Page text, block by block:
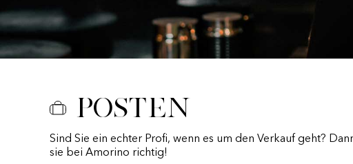
Posten
Sind Sie ein echter Profi, wenn es um den Verkauf geht?
sie bei Amorino richtig!